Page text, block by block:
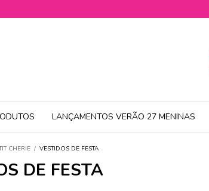
LANÇAMENTOS VERÃO 27 MENINAS
CHERIE / VESTIDOS DE FESTA
DE FESTA